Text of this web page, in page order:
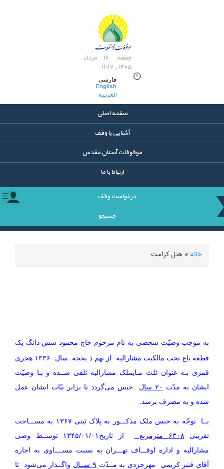
جمعه, ۱۶ مرداد
۱۴۰۵ , ۱۱:۱۷
فارسی
English
العربیه
صفحه اصلی
آشنایی با وقف
موقوفات آستان مقدس
ارتباط با ما
درخواست وقف
جستجو
شما اینجا هستید
خانه» هتل کرامت
به موجب وصیّت شخصی به نام مرحوم حاج محمود شش دانگ یک
قطعه باغ تحت مالکیت مشارالیه از نهم ذ یحجه سال ۱۳۳۶ هجری
قمری بـه عنوان ثلث مـایملک مشارالیه تلقی شــده و بـا وصیّت
ایشان به مدّت
۲۰ سال
حبس می‌گردد تا برابر نیّات ایشان عمل
شده و به مصرف برسد.
بــا توجّه به حبس ملک مذکـــور به پلاک ثبتی ۱۳۶۷ به مســـاحت
تقریبی ۶۳۰۸ مترمربع
از تاریخ۱۳۴۵/۰۱/۰۱ توســط وصی
مشارالیه و اداره اوقـــاف تهـــران به نسبت مســــاوی به اجاره
آقای قنبر کریمی مهرجردی به مــدّت ۹ ســال
واگــذار می‌شود تا